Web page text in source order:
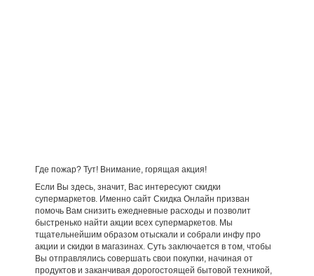
Где пожар? Тут! Внимание, горящая акция!
Если Вы здесь, значит, Вас интересуют скидки
супермаркетов. Именно сайт Скидка Онлайн призван
помочь Вам снизить ежедневные расходы и позволит
быстренько найти акции всех супермаркетов. Мы
тщательнейшим образом отыскали и собрали инфу про
акции и скидки в магазинах. Суть заключается в том, чтобы
Вы отправлялись совершать свои покупки, начиная от
продуктов и заканчивая дорогостоящей бытовой техникой,